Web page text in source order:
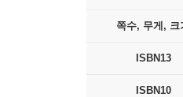
쪽수, 무게, 크
ISBN13
ISBN10